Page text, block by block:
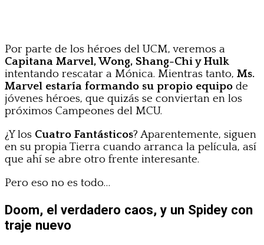
Por parte de los héroes del UCM, veremos a
Capitana Marvel, Wong, Shang-Chi y Hulk
intentando rescatar a Mónica. Mientras tanto, Ms.
Marvel estaría formando su propio equipo de
jóvenes héroes, que quizás se conviertan en los
próximos Campeones del MCU.
¿Y los Cuatro Fantásticos? Aparentemente, siguen
en su propia Tierra cuando arranca la película, así
que ahí se abre otro frente interesante.
Pero eso no es todo…
Doom, el verdadero caos, y un Spidey con
traje nuevo